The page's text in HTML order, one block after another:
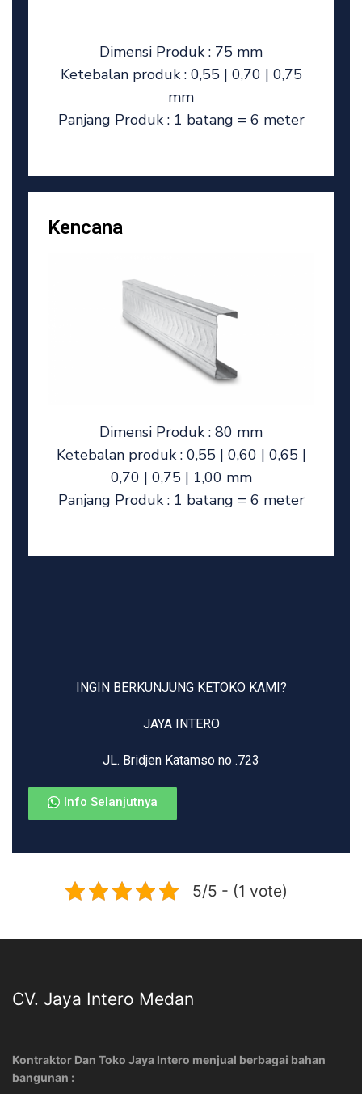
Dimensi Produk : 75 mm
Ketebalan produk : 0,55 | 0,70 | 0,75
mm
Panjang Produk : 1 batang = 6 meter
Kencana
Dimensi Produk : 80 mm
Ketebalan produk : 0,55 | 0,60 | 0,65 |
0,70 | 0,75 | 1,00 mm
Panjang Produk : 1 batang = 6 meter
INGIN BERKUNJUNG KETOKO KAMI?
JAYA INTERO
JL. Bridjen Katamso no .723
Info Selanjutnya
5/5 - (1 vote)
CV. Jaya Intero Medan
Kontraktor Dan Toko Jaya Intero menjual berbagai bahan
bangunan :